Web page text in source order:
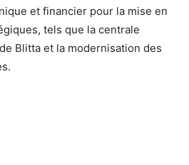
et financier pour la mise en
tels que la centrale
Blitta et la modernisation des